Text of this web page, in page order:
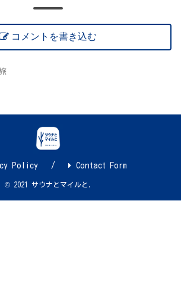
コメントを書き込む
Policy Contact Form
© 2021 サウナとマイルと.